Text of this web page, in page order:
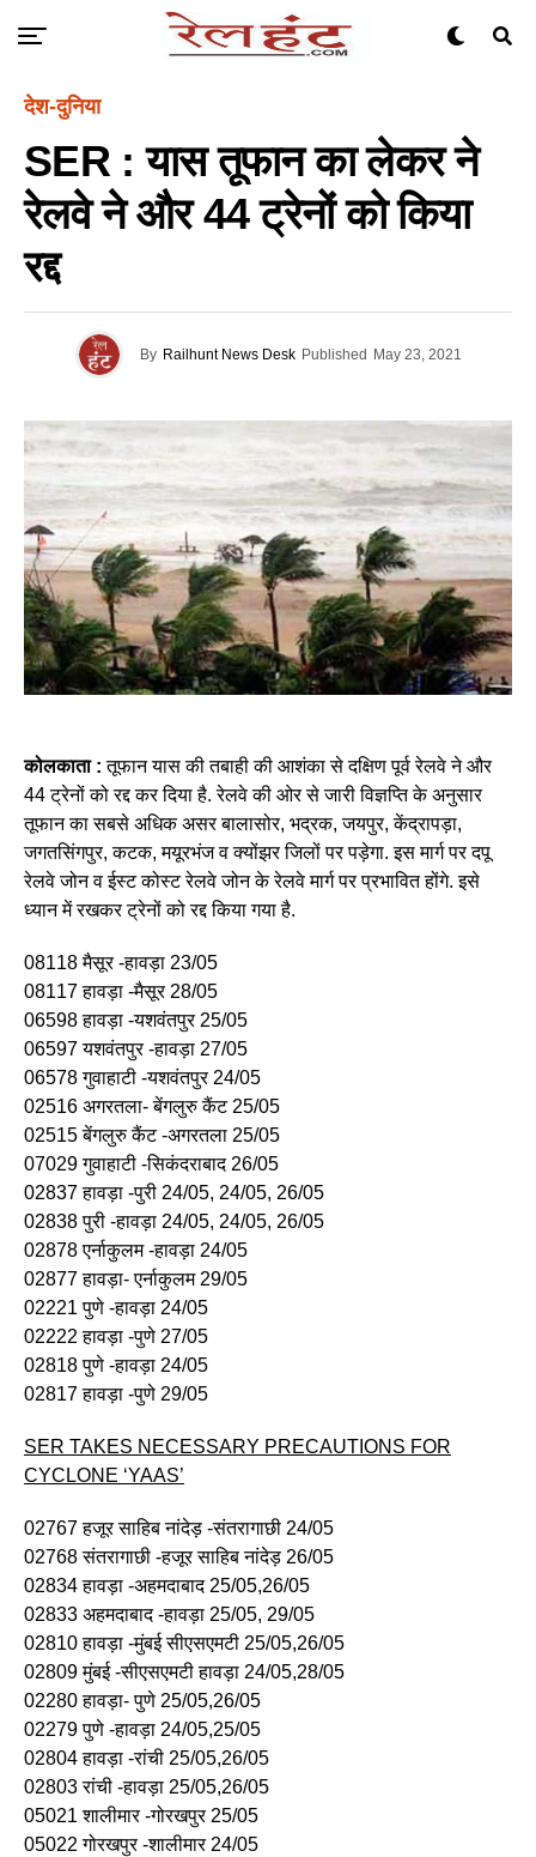
देश-दुनिया
SER : यास तूफान का लेकर ने
रेलवे ने और 44 ट्रेनों को किया
रद्द
By Railhunt News Desk Published May 23, 2021
कोलकाता : तूफान यास की तबाही की आशंका से दक्षिण पूर्व रेलवे ने और
44 ट्रेनों को रद्द कर दिया है. रेलवे की ओर से जारी विज्ञप्ति के अनुसार
तूफान का सबसे अधिक असर बालासोर, भद्रक, जयपुर, केंद्रापड़ा,
जगतसिंगपुर, कटक, मयूरभंज व क्योंझर जिलों पर पड़ेगा. इस मार्ग पर दपू
रेलवे जोन व ईस्ट कोस्ट रेलवे जोन के रेलवे मार्ग पर प्रभावित होंगे. इसे
ध्यान में रखकर ट्रेनों को रद्द किया गया है.
08118 मैसूर -हावड़ा 23/05
08117 हावड़ा -मैसूर 28/05
06598 हावड़ा -यशवंतपुर 25/05
06597 यशवंतपुर -हावड़ा 27/05
06578 गुवाहाटी -यशवंतपुर 24/05
02516 अगरतला- बेंगलुरु कैंट 25/05
02515 बेंगलुरु कैंट -अगरतला 25/05
07029 गुवाहाटी -सिकंदराबाद 26/05
02837 हावड़ा -पुरी 24/05, 24/05, 26/05
02838 पुरी -हावड़ा 24/05, 24/05, 26/05
02878 एर्नाकुलम -हावड़ा 24/05
02877 हावड़ा- एर्नाकुलम 29/05
02221 पुणे -हावड़ा 24/05
02222 हावड़ा -पुणे 27/05
02818 पुणे -हावड़ा 24/05
02817 हावड़ा -पुणे 29/05
SER TAKES NECESSARY PRECAUTIONS FOR
CYCLONE ‘YAAS’
02767 हजूर साहिब नांदेड़ -संतरागाछी 24/05
02768 संतरागाछी -हजूर साहिब नांदेड़ 26/05
02834 हावड़ा -अहमदाबाद 25/05,26/05
02833 अहमदाबाद -हावड़ा 25/05, 29/05
02810 हावड़ा -मुंबई सीएसएमटी 25/05,26/05
02809 मुंबई -सीएसएमटी हावड़ा 24/05,28/05
02280 हावड़ा- पुणे 25/05,26/05
02279 पुणे -हावड़ा 24/05,25/05
02804 हावड़ा -रांची 25/05,26/05
02803 रांची -हावड़ा 25/05,26/05
05021 शालीमार -गोरखपुर 25/05
05022 गोरखपुर -शालीमार 24/05